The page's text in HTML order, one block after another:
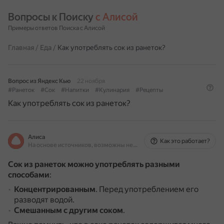
Вопросы к Поиску с Алисой
Примеры ответов Поиска с Алисой
Главная / Еда / Как употреблять сок из ранеток?
Вопрос из Яндекс Кью
22 ноября
#Ранеток
#Сок #Напитки #Кулинария #Рецепты
Как употреблять сок из ранеток?
Алиса
На основе источников, возможны неточности
Как это работает?
Сок из ранеток можно употреблять разными
способами:
Концентрированным. Перед употреблением его
разводят водой.
Смешанным с другим соком.